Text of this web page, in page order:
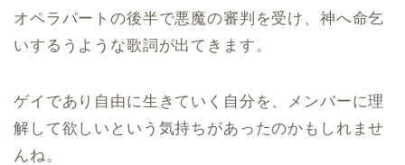
オペラパートの後半で悪魔の審判を受け、神へ命乞
いするうような歌詞が出てきます。
ゲイであり自由に生きていく自分を、メンバーに理
解して欲しいという気持ちがあったのかもしれませ
んね。